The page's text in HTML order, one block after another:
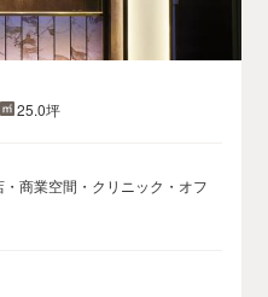
25.0坪
商業空間・クリニック・オフ